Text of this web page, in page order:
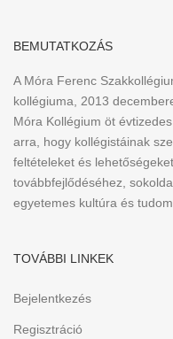
BEMUTATKOZÁS
A Móra Ferenc
kollégiuma, 2013
Móra Kollégium öt
arra, hogy kollégistáinak
feltételeket és
továbbfejlődéséhez,
egyetemes kultúra és
TOVÁBBI LINKEK
Bejelentkezés
Regisztráció